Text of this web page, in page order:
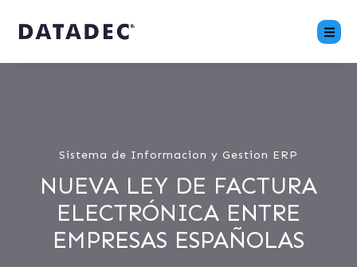
Sistema de Informacion y Gestion ERP
NUEVA LEY DE FACTURA
ELECTRÓNICA ENTRE
EMPRESAS ESPAÑOLAS